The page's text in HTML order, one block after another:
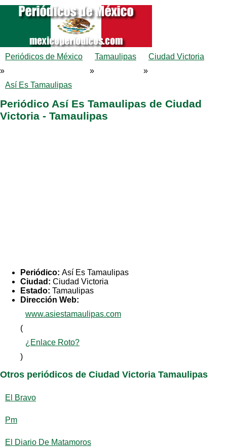
Periódicos de México
»
Tamaulipas
»
Ciudad Victoria
»
Así Es Tamaulipas
Periódico Así Es Tamaulipas de Ciudad
Victoria - Tamaulipas
Periódico: Así Es Tamaulipas
Ciudad: Ciudad Victoria
Estado: Tamaulipas
Dirección Web:
www.asiestamaulipas.com
(
¿Enlace Roto?
)
Otros periódicos de Ciudad Victoria Tamaulipas
El Bravo
Pm
El Diario De Matamoros